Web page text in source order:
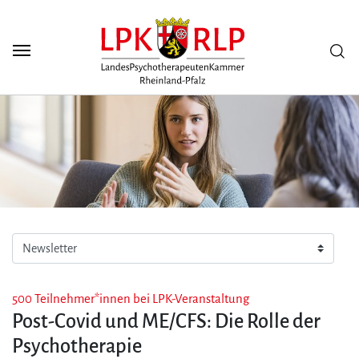
500 Teilnehmer*innen bei LPK-Veranstaltung
Post-Covid und ME/CFS: Die Rolle der
Psychotherapie